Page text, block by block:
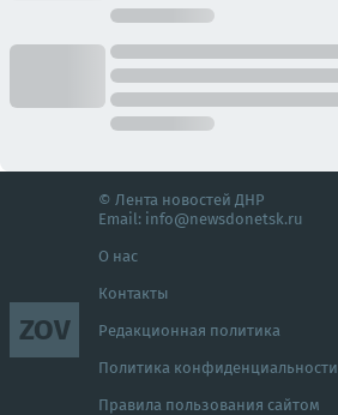
ZOV
© Лента новостей ДНР
Email: info@newsdonetsk.ru
О нас
Контакты
Редакционная политика
Политика конфиденциальности
Правила пользования сайтом